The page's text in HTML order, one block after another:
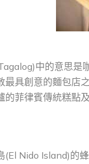
中的意思是
最具創意的麵包店
的菲律賓傳統糕點
(El Nido Island)的